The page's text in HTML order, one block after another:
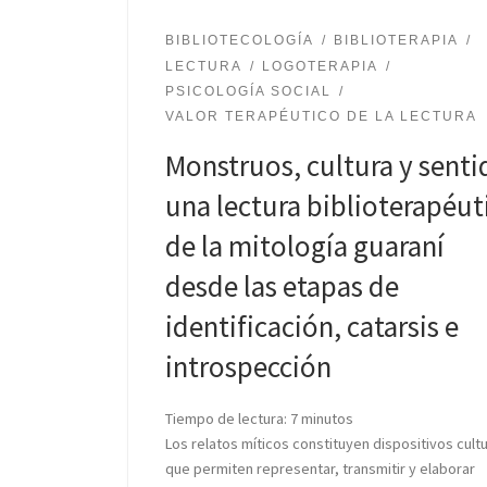
BIBLIOTECOLOGÍA
BIBLIOTERAPIA
LECTURA
LOGOTERAPIA
PSICOLOGÍA SOCIAL
VALOR TERAPÉUTICO DE LA LECTURA
Monstruos, cultura y
una lectura
de la mitología guaraní
desde las etapas de
identificación, catarsis e
introspección
Tiempo de lectura: 7minutos
Los relatos míticos constituyen dispositivos
que permiten representar, transmitir y elaborar